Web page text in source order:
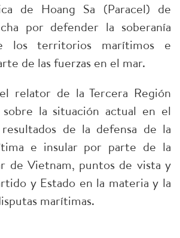
de Hoang Sa (Paracel) de
por defender la soberanía
los territorios marítimos e
de las fuerzas en el mar.
relator de la Tercera Región
la situación actual en el
de la defensa de la
e insular por parte de la
de Vietnam, puntos de vista y
y Estado en la materia y la
marítimas.